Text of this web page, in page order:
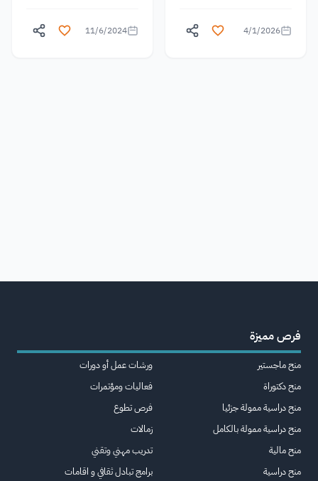
4/1/2026
11/6/2024
فرص مميزة
منح ماجستير
منح دكتوراة
منح دراسية ممولة جزئيا
منح دراسية ممولة بالكامل
منح مالية
منح دراسية
ورشات عمل أو دورات
فعاليات ومؤتمرات
فرص تطوع
زمالات
تدريب مهني وتقني
برامج تبادل ثقافي و اقامات